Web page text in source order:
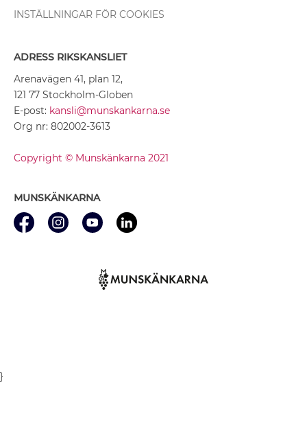
INSTÄLLNINGAR FÖR COOKIES
ADRESS RIKSKANSLIET
Arenavägen 41, plan 12,
121 77 Stockholm-Globen
E-post: kansli@munskankarna.se
Org nr: 802002-3613
Copyright © Munskänkarna 2021
MUNSKÄNKARNA
}